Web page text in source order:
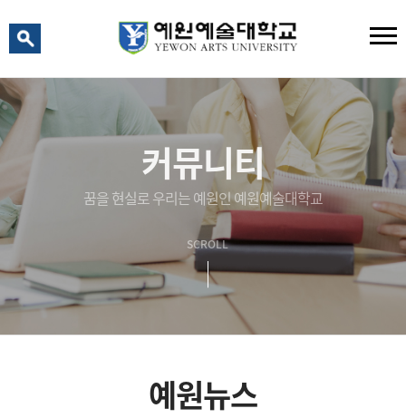
커뮤니티
꿈을 현실로 우리는 예원인 예원예술대학교
SCROLL
예원뉴스
예원 AI